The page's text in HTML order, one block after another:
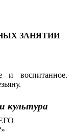
ЗАНЯТИИ
и воспитанное.
культура